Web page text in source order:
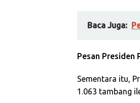
Baca Juga:
Pesan Presiden
Sementara itu,
1.063 tambang